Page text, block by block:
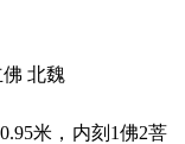
北魏
米，内刻1佛2菩